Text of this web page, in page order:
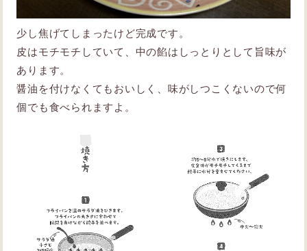
少し焦げてしまったけど完成です。
皮はモチモチしていて、中の餡はしっとりとして旨味が
あります。
醤油を付けなくてもおいしく、味がしつこくないので何
個でも食べられますよ。